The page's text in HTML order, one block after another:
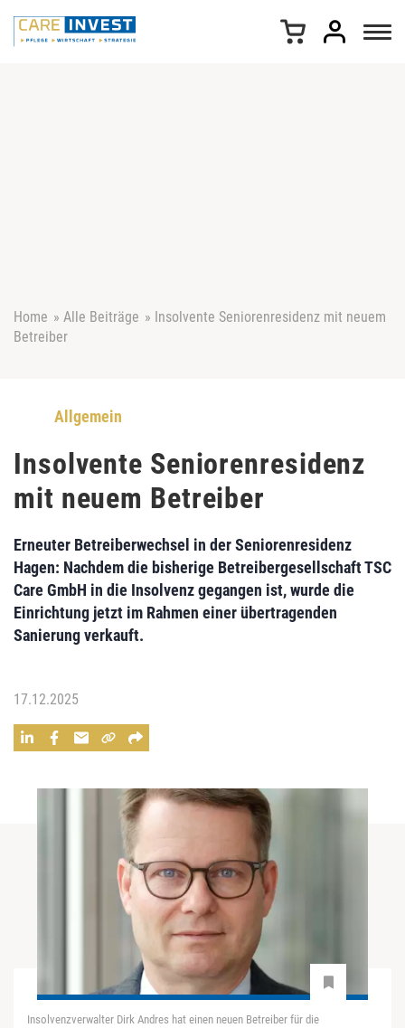
Home » Alle Beiträge » Insolvente Seniorenresidenz mit neuem
Betreiber
Allgemein
Insolvente Seniorenresidenz
mit neuem Betreiber
Erneuter Betreiberwechsel in der Seniorenresidenz
Hagen: Nachdem die bisherige Betreibergesellschaft TSC
Care GmbH in die Insolvenz gegangen ist, wurde die
Einrichtung jetzt im Rahmen einer übertragenden
Sanierung verkauft.
17.12.2025
Insolvenzverwalter Dirk Andres hat einen neuen Betreiber für die